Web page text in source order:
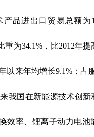
产品进出口贸易总额为
重为34.1%，比2012年提
以来年均增长9.1% ；占
我国在新能源技术创
效率、锂离子动力电